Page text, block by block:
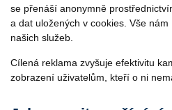
se přenáší anonymně
a dat uložených v cookies. Vše
našich služeb.
Cílená reklama zvyšuje efektivitu
zobrazení uživatelům, kteří o ni